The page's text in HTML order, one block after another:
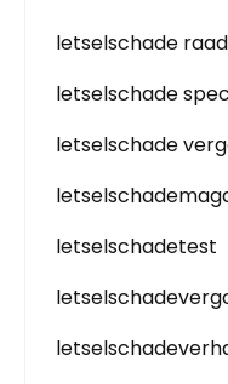
letselschade raad
letselschade
letselschade
letselschadetest